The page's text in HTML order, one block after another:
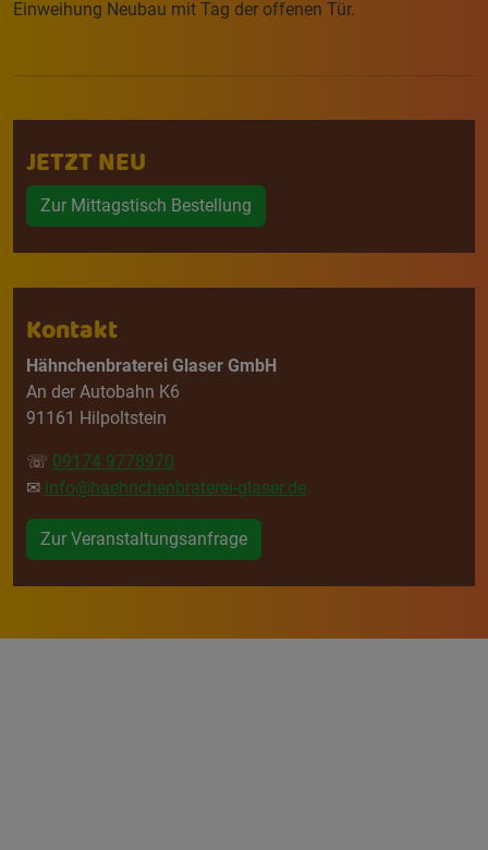
Einweihung Neubau mit Tag der offenen Tür.
JETZT NEU
Zur Mittagstisch Bestellung
Kontakt
Hähnchenbraterei Glaser GmbH
An der Autobahn K6
91161 Hilpoltstein
☏ 09174 9778970
✉ info@haehnchenbraterei-glaser.de
Zur Veranstaltungsanfrage